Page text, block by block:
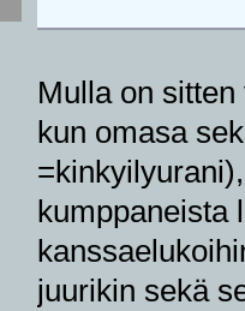
Mulla on
kun omasa
kumppaneista
juurikin sekä